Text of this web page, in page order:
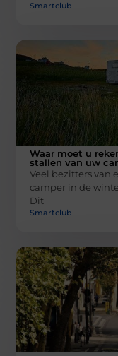
Smartclub
Waar moet u
stallen van uw
Veel bezitters van
camper in de
Dit
Smartclub